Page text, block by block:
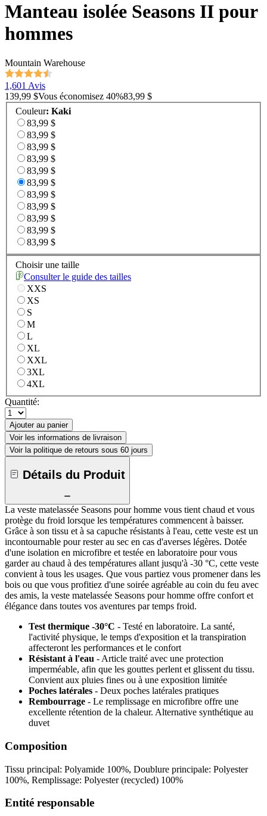
Manteau isolée Seasons II pour
hommes
Mountain Warehouse
1,601 Avis
139,99 $Vous économisez 40%83,99 $
Couleur: Kaki
83,99 $
83,99 $
83,99 $
83,99 $
83,99 $
83,99 $
83,99 $
83,99 $
83,99 $
83,99 $
83,99 $
Choisir une taille
Consulter le guide des tailles
XXS
XS
S
M
L
XL
XXL
3XL
4XL
Quantité:
Ajouter au panier
Voir les informations de livraison
Voir la politique de retours sous 60 jours
Détails du Produit
La veste matelassée Seasons pour homme vous tient chaud et vous
protège du froid lorsque les températures commencent à baisser.
Grâce à son tissu et à sa capuche résistants à l'eau, cette veste est un
incontournable pour rester au sec en cas d'averses légères. Dotée
d'une isolation en microfibre et testée en laboratoire pour vous
garder au chaud à des températures allant jusqu'à -30 °C, cette veste
convient à tous les usages. Que vous partiez vous promener dans les
bois ou que vous profitiez d'une soirée agréable au coin du feu avec
des amis, la veste matelassée Seasons pour homme offre confort et
élégance dans toutes vos aventures par temps froid.
Test thermique -30°C - Testé en laboratoire. La santé,
l'activité physique, le temps d'exposition et la transpiration
affecteront les performances et le confort
Résistant à l'eau - Article traité avec une protection
imperméable, afin que les gouttes perlent et glissent du tissu.
Convient aux pluies fines ou à une exposition limitée
Poches latérales - Deux poches latérales pratiques
Rembourrage - Le remplissage en microfibre offre une
excellente rétention de la chaleur. Alternative synthétique au
duvet
Composition
Tissu principal: Polyamide 100%, Doublure principale: Polyester
100%, Remplissage: Polyester (recycled) 100%
Entité responsable